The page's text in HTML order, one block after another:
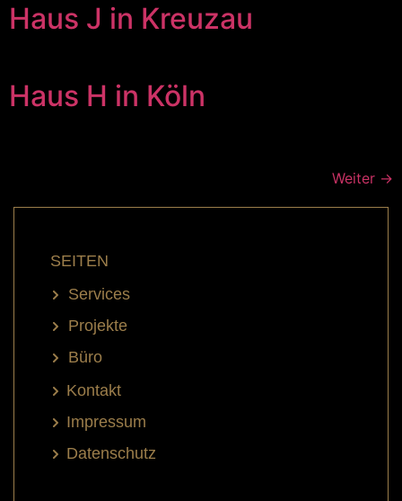
Haus J in Kreuzau
Haus H in Köln
Weiter →
SEITEN
Services
Projekte
Büro
Kontakt
Impressum
Datenschutz